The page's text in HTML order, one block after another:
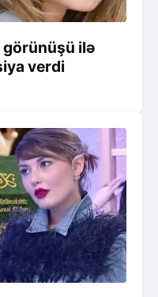
görünüşü ilə
verdi